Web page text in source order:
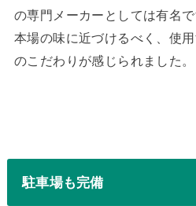
の専門メーカーとしては有名で
本場の味に近づけるべく、使
のこだわりが感じられました。
駐車場も完備